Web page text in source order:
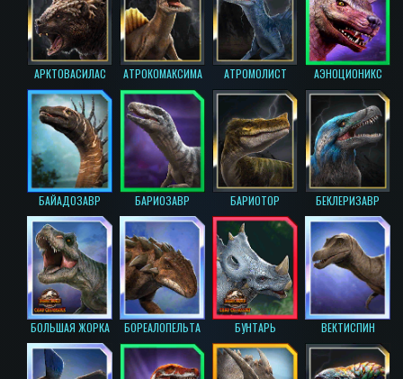
АРКТОВАСИЛАС АТРОКОМАКСИМА АТРОМОЛИСТ АЭНОЦИОНИКС
БАЙАДОЗАВР БАРИОЗАВР БАРИОТОР БЕКЛЕРИЗАВР
БОЛЬШАЯ ЖОРКА БОРЕАЛОПЕЛЬТА БУНТАРЬ ВЕКТИСПИН